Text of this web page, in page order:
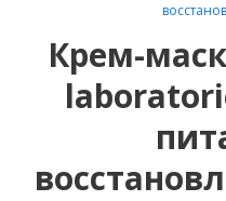
Крем-